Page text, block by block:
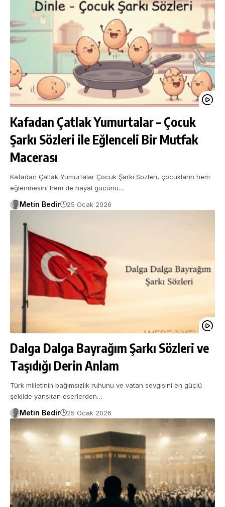
Kafadan Çatlak Yumurtalar – Çocuk
Şarkı Sözleri ile Eğlenceli Bir Mutfak
Macerası
Kafadan Çatlak Yumurtalar Çocuk Şarkı Sözleri, çocukların hem
eğlenmesini hem de hayal gücünü…
Metin Bedir 25 Ocak 2026
Dalga Dalga Bayrağım Şarkı Sözleri ve
Taşıdığı Derin Anlam
Türk milletinin bağımsızlık ruhunu ve vatan sevgisini en güçlü
şekilde yansıtan eserlerden…
Metin Bedir 25 Ocak 2026